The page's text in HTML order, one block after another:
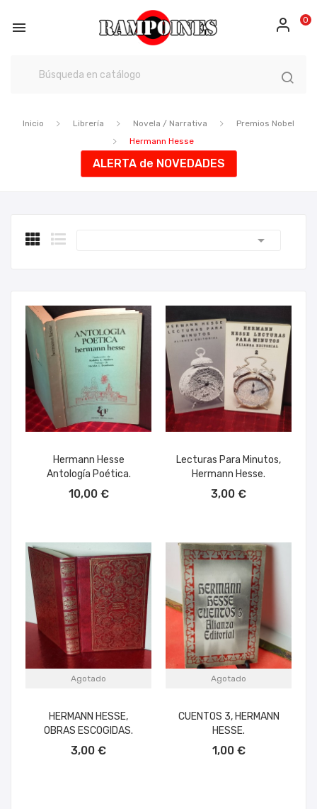
 0
Inicio Librería Novela / Narrativa
Premios Nobel
Hermann Hesse
ALERTA de NOVEDADES

Hermann Hesse
Antología Poética.
10,00 €
Lecturas Para Minutos,
Hermann Hesse.
3,00 €
Agotado
HERMANN HESSE,
OBRAS ESCOGIDAS.
3,00 €
Agotado
CUENTOS 3, HERMANN
HESSE.
1,00 €